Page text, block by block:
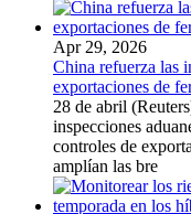
Apr 29, 2026
China refuerza las
exportaciones de
28 de abril
inspecciones
controles de
amplían las bre